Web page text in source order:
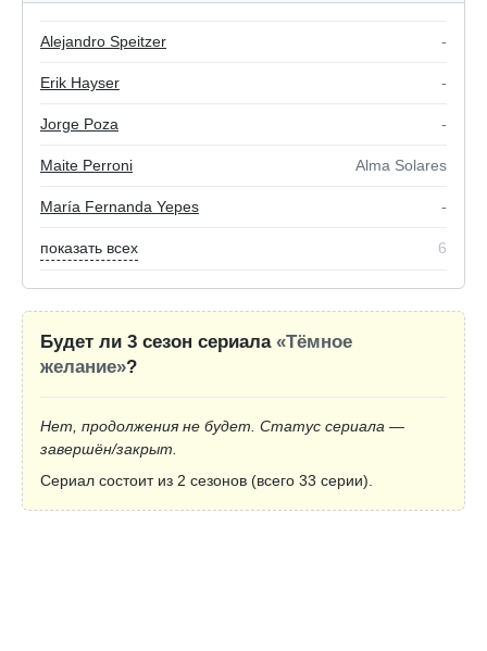
Alejandro Speitzer -
Erik Hayser -
Jorge Poza -
Maite Perroni Alma Solares
María Fernanda Yepes -
показать всех 6
Будет ли 3 сезон сериала «Тёмное
желание»?
Нет, продолжения не будет. Статус сериала —
завершён/закрыт.
Сериал состоит из 2 сезонов (всего 33 серии).